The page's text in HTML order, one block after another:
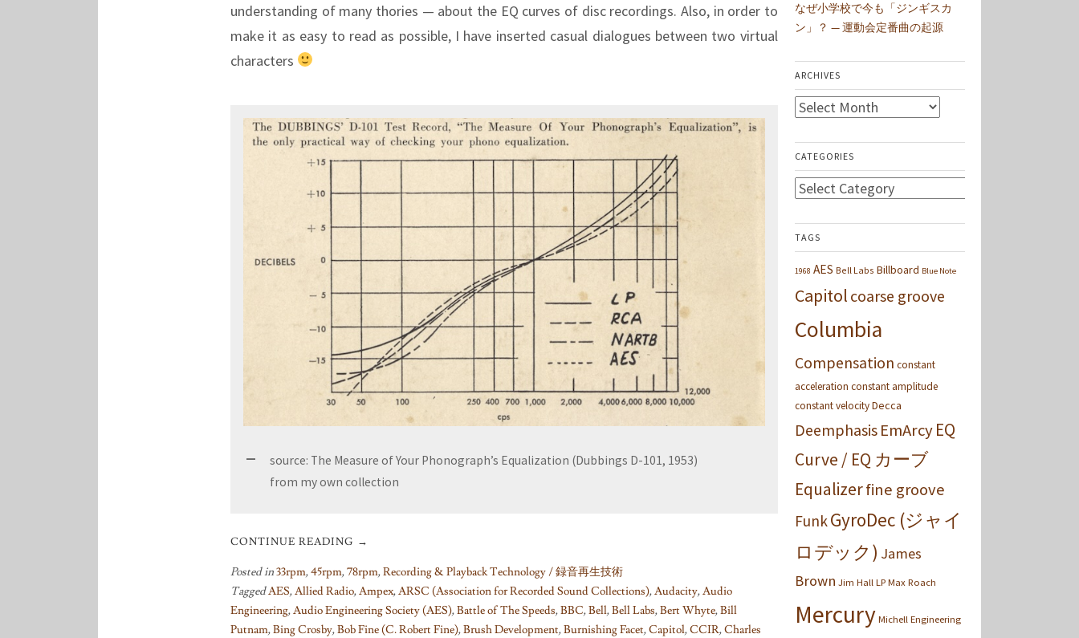
understanding of many thories — about the EQ curves of disc recordings. Also, in order to
make it as easy to read as possible, I have inserted casual dialogues between two virtual
characters
source: The Measure of Your Phonograph’s Equalization (Dubbings D-101, 1953)
from my own collection
CONTINUE READING →
Posted in33rpm,45rpm,78rpm,Recording & Playback Technology / 録音再生技術
TaggedAES,Allied Radio,Ampex,ARSC (Association for Recorded Sound Collections),Audacity,Audio
Engineering,Audio Engineering Society (AES),Battle of The Speeds,BBC,Bell,Bell Labs,Bert Whyte,Bill
Putnam,Bing Crosby,Bob Fine (C. Robert Fine),Brush Development,Burnishing Facet,Capitol,CCIR,Charles
なぜ小学校で今も「ジンギスカ
ン」？ — 運動会定番曲の起源
ARCHIVES
Archives
CATEGORIES
Categories
TAGS
1968 AES Bell Labs Billboard Blue Note
Capitol coarse groove
Columbia
Compensation constant
acceleration constant amplitude
constant velocityDecca
Deemphasis EmArcyEQ
Curve / EQ カーブ
Equalizerfine groove
FunkGyroDec (ジャイ
ロデック) James
Brown Jim Hall LP Max Roach
Mercury Michell Engineering